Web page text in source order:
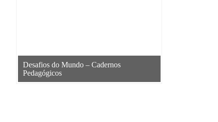
Desafios do Mundo – Cadernos
Pedagógicos